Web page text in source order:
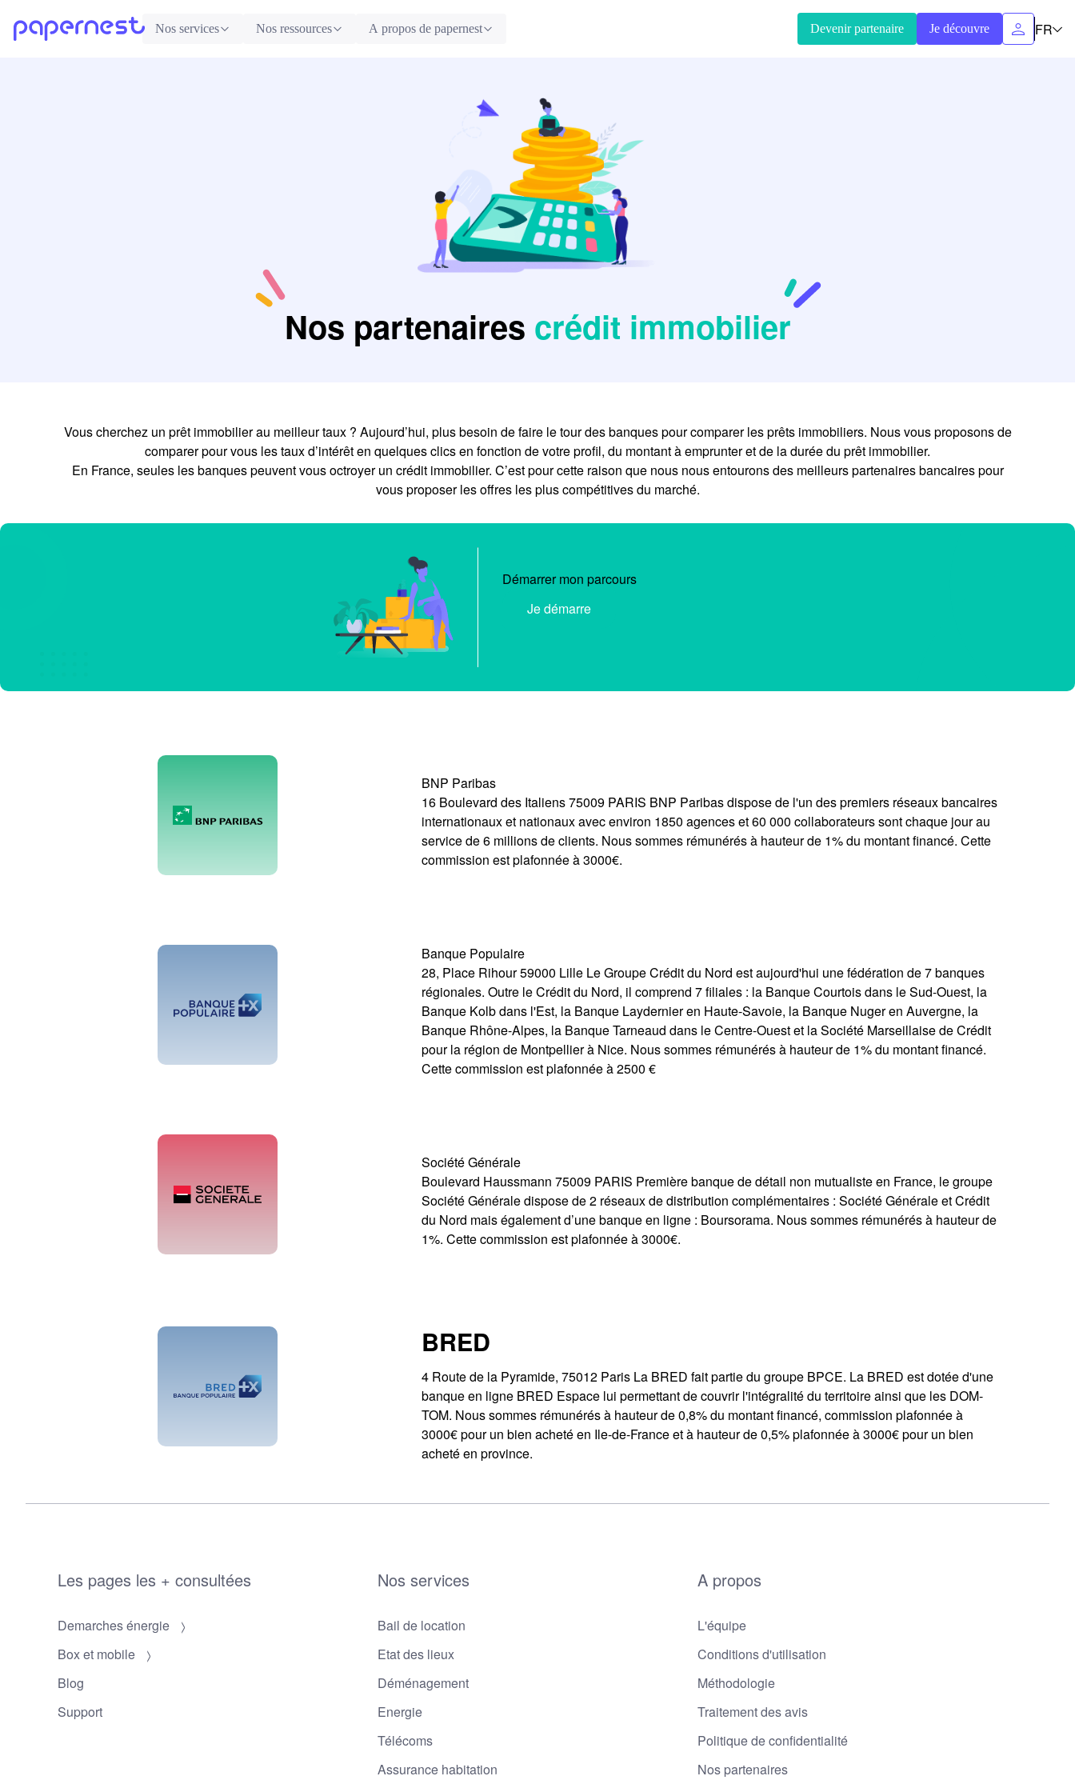
Nos services Nos ressources A propos de papernest Devenir partenaire Je découvre FR
Nos partenaires crédit immobilier
Vous cherchez un prêt immobilier au meilleur taux ? Aujourd’hui, plus besoin de faire le tour des banques pour comparer les prêts immobiliers. Nous vous proposons de
comparer pour vous les taux d’intérêt en quelques clics en fonction de votre profil, du montant à emprunter et de la durée du prêt immobilier.
En France, seules les banques peuvent vous octroyer un crédit immobilier. C’est pour cette raison que nous nous entourons des meilleurs partenaires bancaires pour
vous proposer les offres les plus compétitives du marché.
Démarrer mon parcours
Je démarre
BNP Paribas
16 Boulevard des Italiens 75009 PARIS BNP Paribas dispose de l'un des premiers réseaux bancaires
internationaux et nationaux avec environ 1850 agences et 60 000 collaborateurs sont chaque jour au
service de 6 millions de clients. Nous sommes rémunérés à hauteur de 1% du montant financé. Cette
commission est plafonnée à 3000€.
Banque Populaire
28, Place Rihour 59000 Lille Le Groupe Crédit du Nord est aujourd'hui une fédération de 7 banques
régionales. Outre le Crédit du Nord, il comprend 7 filiales : la Banque Courtois dans le Sud-Ouest, la
Banque Kolb dans l'Est, la Banque Laydernier en Haute-Savoie, la Banque Nuger en Auvergne, la
Banque Rhône-Alpes, la Banque Tarneaud dans le Centre-Ouest et la Société Marseillaise de Crédit
pour la région de Montpellier à Nice. Nous sommes rémunérés à hauteur de 1% du montant financé.
Cette commission est plafonnée à 2500 €
Société Générale
Boulevard Haussmann 75009 PARIS Première banque de détail non mutualiste en France, le groupe
Société Générale dispose de 2 réseaux de distribution complémentaires : Société Générale et Crédit
du Nord mais également d’une banque en ligne : Boursorama. Nous sommes rémunérés à hauteur de
1%. Cette commission est plafonnée à 3000€.
BRED
4 Route de la Pyramide, 75012 Paris La BRED fait partie du groupe BPCE. La BRED est dotée d'une
banque en ligne BRED Espace lui permettant de couvrir l'intégralité du territoire ainsi que les DOM-
TOM. Nous sommes rémunérés à hauteur de 0,8% du montant financé, commission plafonnée à
3000€ pour un bien acheté en Ile-de-France et à hauteur de 0,5% plafonnée à 3000€ pour un bien
acheté en province.
Les pages les + consultées
Demarches énergie
Box et mobile
Blog
Support
Nos services
Bail de location
Etat des lieux
Déménagement
Energie
Télécoms
Assurance habitation
A propos
L'équipe
Conditions d'utilisation
Méthodologie
Traitement des avis
Politique de confidentialité
Nos partenaires